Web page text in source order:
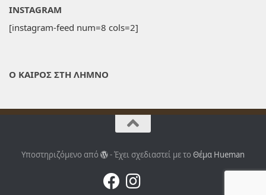
INSTAGRAM
[instagram-feed num=8 cols=2]
Ο ΚΑΙΡΟΣ ΣΤΗ ΛΗΜΝΟ
Υποστηριζόμενο από - Έχει σχεδιαστεί με το Θέμα Ηueman